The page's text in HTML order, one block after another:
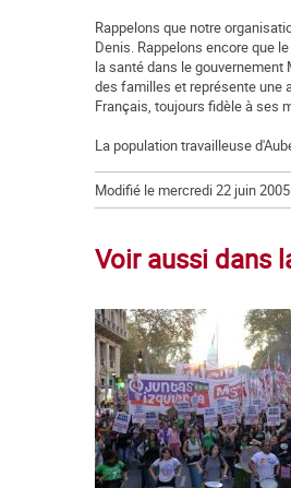
Rappelons que notre
Denis. Rappelons encore que
la santé dans le
des familles et représente une
Français, toujours fidèle à ses
La population travailleuse
Modifié le mercredi 22 juin 2005
Voir aussi dans